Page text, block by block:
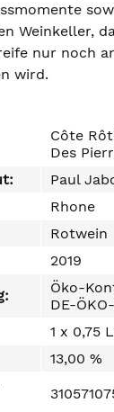
Weinkeller,
nur noch
wird.
Côte
Des
Paul
Rhone
Rotwein
2019
Öko-
DE-
1 x 0,75
13,00 %